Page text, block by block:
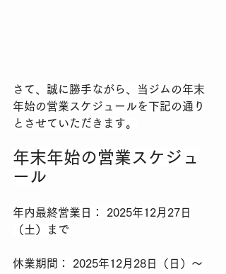
​さて、誠に勝手ながら、当ジムの年末
年始の営業スケジュールを下記の通り
とさせていただきます。
年末年始の営業スケジュ
ール
​年内最終営業日： 2025年12月27日
（土）まで
​休業期間： 2025年12月28日（日）～